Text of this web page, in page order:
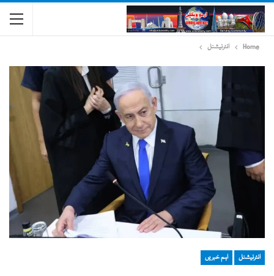
Home انٹرنیشنل
انٹرنیشنل اہم خبریں